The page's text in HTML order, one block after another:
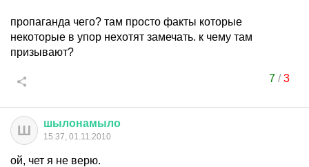
пропаганда чего? там просто факты которые
некоторые в упор нехотят замечать. к чему там
призывают?
7/3
Ш шылонамыло
15:37, 01.11.2010
ой, чет я не верю.